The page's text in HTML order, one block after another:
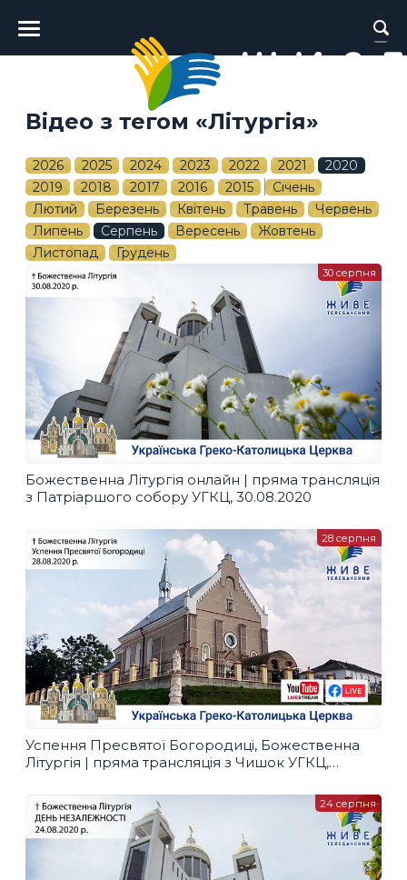
Головне
меню
Відео з тегом «Літургія»
2026 2025 2024 2023 2022 2021
2020
2019
2018 2017 2016 2015
Січень
Лютий
Березень Квітень Травень
Червень
Липень
Серпень Вересень
Жовтень
Листопад
Грудень
Божественна Літургія онлайн | пряма трансляція
з Патріаршого собору УГКЦ, 30.08.2020
30 серпня
Успення Пресвятої Богородиці, Божественна
Літургія | пряма трансляція з Чишок УГКЦ,
28 серпня
24 серпня